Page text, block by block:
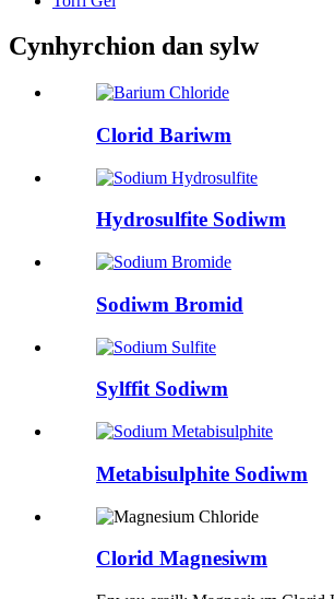
Cynhyrchion dan sylw
Clorid Bariwm
Hydrosulfite Sodiwm
Sodiwm Bromid
Sylffit Sodiwm
Metabisulphite Sodiwm
Clorid Magnesiwm